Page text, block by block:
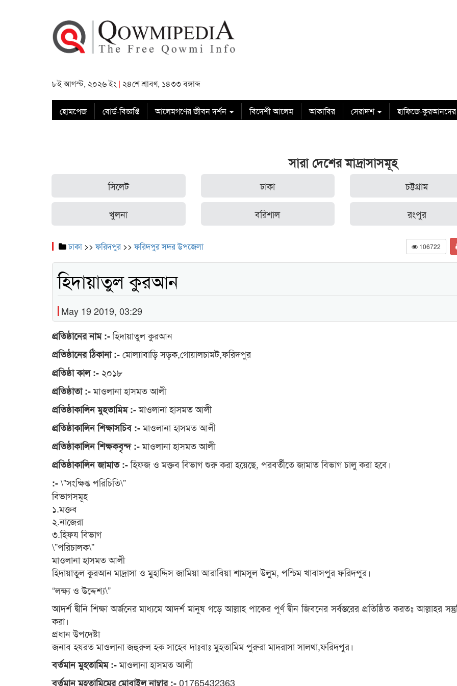
৮ই আগস্ট, ২০২৬ ইং | ২৪শে শ্রাবণ, ১৪৩৩ বঙ্গাব্দ
হোমপেজ বোর্ড-বিজ্ঞপ্তি আলেমগণের জীবন দর্শন বিদেশী আলেম আকাবির সেরাদশ হাফিজে-কুরআনদের
সারা দেশের মাদ্রাসাসমূহ
সিলেট ঢাকা চট্টগ্রাম
খুলনা বরিশাল রংপুর
ঢাকা>>ফরিদপুর >>ফরিদপুর সদর উপজেলা 106722
হিদায়াতুল কুরআন
May 19 2019, 03:29
প্রতিষ্ঠানের নাম :-হিদায়াতুল কুরআন
প্রতিষ্ঠানের ঠিকানা :-মোল্যাবাড়ি সড়ক,গোয়ালচামট,ফরিদপুর
প্রতিষ্ঠা কাল :- ২০১৮
প্রতিষ্ঠাতা :-মাওলানা হাসমত আলী
প্রতিষ্ঠাকালিন মুহতামিম :-মাওলানা হাসমত আলী
প্রতিষ্ঠাকালিন শিক্ষাসচিব :-মাওলানা হাসমত আলী
প্রতিষ্ঠাকালিন শিক্ষকবৃন্দ :-মাওলানা হাসমত আলী
প্রতিষ্ঠাকালিন জামাত :-হিফজ ও মক্তব বিভাগ শুরু করা হয়েছে, পরবর্তীতে জামাত বিভাগ চালু করা হবে।
:-\”সংক্ষিপ্ত পরিচিতি\”
বিভাগসমূহ
১.মক্তব
২.নাজেরা
৩.হিফয বিভাগ
\”পরিচালক\”
মাওলানা হাসমত আলী
হিদায়াতুল কুরআন মাদ্রাসা ও মুহাদ্দিস জামিয়া আরাবিয়া শামসুল উলুম, পশ্চিম খাবাসপুর ফরিদপুর।
“লক্ষ্য ও উদ্দেশ্য\”
আদর্শ দ্বীনি শিক্ষা অর্জনের মাধ্যমে আদর্শ মানুষ গড়ে আল্লাহ পাকের পূর্ণ দ্বীন জিবনের সর্বস্তরের প্রতিষ্ঠিত করতঃ আল্লাহর
করা।
প্রধান উপদেষ্টা
জনাব হযরত মাওলানা জহুরুল হক সাহেব দাঃবাঃ মুহতামিম পুরুরা মাদরাসা সালথা,ফরিদপুর।
বর্তমান মুহতামিম :-মাওলানা হাসমত আলী
বর্তমান মুহতামিমের মোবাইল নাম্বার :-01765432363